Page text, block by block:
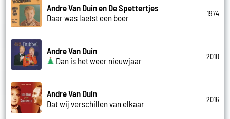
Andre Van Duin en De Spettertjes
Daar was laetst een boer
1974
Andre Van Duin
Dan is het weer nieuwjaar
2010
Andre Van Duin
Dat wij verschillen van elkaar
2016